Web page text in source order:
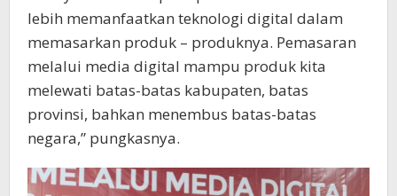
lebih memanfaatkan teknologi digital dalam
memasarkan produk – produknya. Pemasaran
melalui media digital mampu produk kita
melewati batas-batas kabupaten, batas
provinsi, bahkan menembus batas-batas
negara,” pungkasnya.